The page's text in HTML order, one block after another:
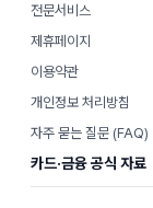
전문서비스
제휴페이지
이용약관
개인정보 처리방침
자주 묻는 질문 (FAQ)
카드·금융 공식 자료